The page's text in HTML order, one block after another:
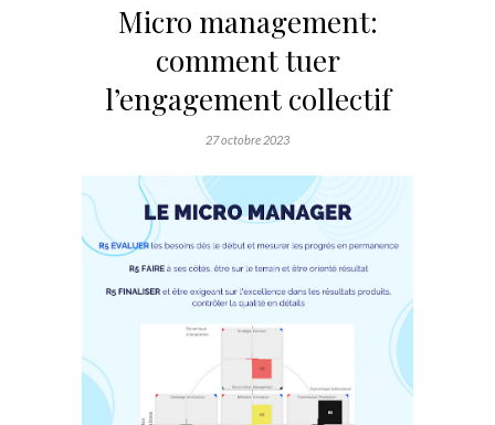
Micro management:
comment tuer
l’engagement collectif
27 octobre 2023